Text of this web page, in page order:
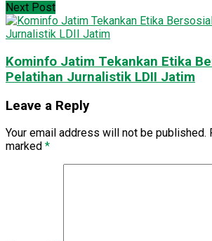
Next Post
Kominfo Jatim Tekankan Etika
Pelatihan Jurnalistik LDII Jatim
Leave a Reply
Your email address will not be published.
marked *